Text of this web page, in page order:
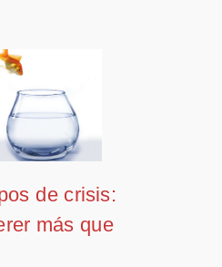
de crisis:
más que